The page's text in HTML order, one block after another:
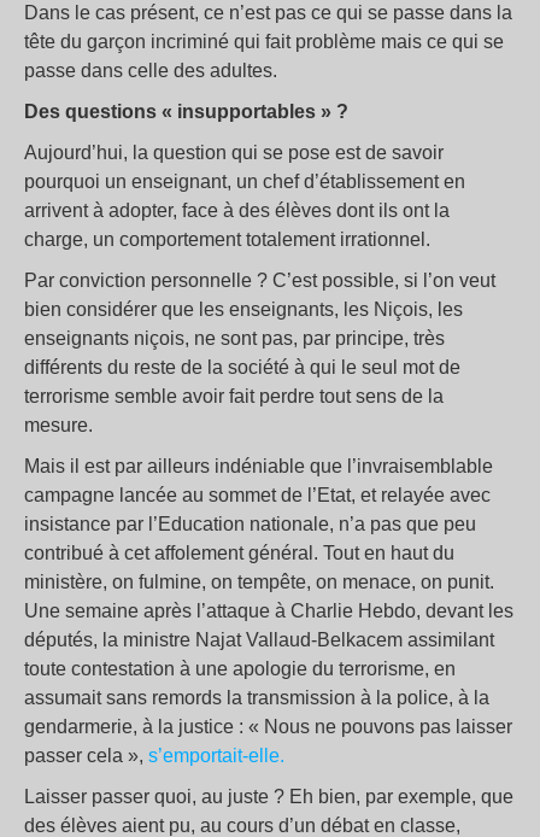
Dans le cas présent, ce n’est pas ce qui se passe dans la
tête du garçon incriminé qui fait problème mais ce qui se
passe dans celle des adultes.
Des questions « insupportables » ?
Aujourd’hui, la question qui se pose est de savoir
pourquoi un enseignant, un chef d’établissement en
arrivent à adopter, face à des élèves dont ils ont la
charge, un comportement totalement irrationnel.
Par conviction personnelle ? C’est possible, si l’on veut
bien considérer que les enseignants, les Niçois, les
enseignants niçois, ne sont pas, par principe, très
différents du reste de la société à qui le seul mot de
terrorisme semble avoir fait perdre tout sens de la
mesure.
Mais il est par ailleurs indéniable que l’invraisemblable
campagne lancée au sommet de l’Etat, et relayée avec
insistance par l’Education nationale, n’a pas que peu
contribué à cet affolement général. Tout en haut du
ministère, on fulmine, on tempête, on menace, on punit.
Une semaine après l’attaque à Charlie Hebdo, devant les
députés, la ministre Najat Vallaud-Belkacem assimilant
toute contestation à une apologie du terrorisme, en
assumait sans remords la transmission à la police, à la
gendarmerie, à la justice : « Nous ne pouvons pas laisser
passer cela », s’emportait-elle.
Laisser passer quoi, au juste ? Eh bien, par exemple, que
des élèves aient pu, au cours d’un débat en classe,